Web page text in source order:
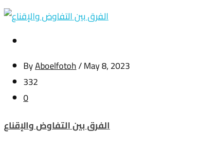
ByAboelfotoh/May 8, 2023
332
0
الفرق بين التفاوض والإقناع